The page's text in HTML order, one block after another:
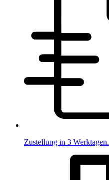
Zustellung in 3 Werktagen.